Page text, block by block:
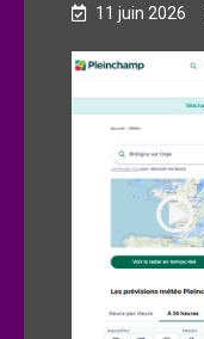
11 juin 2026